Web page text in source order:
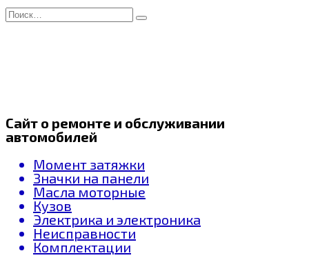
Перейти
к
Search
for:
Сайт о ремонте и обслуживании
автомобилей
Момент затяжки
Значки на панели
Масла моторные
Кузов
Электрика и электроника
Неисправности
Комплектации